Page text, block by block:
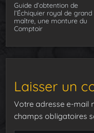
Guide d’obtention de
l’Échiquier royal de grand
maître, une monture du
Comptoir
Laisser un
Votre adresse e-mail
champs obligatoires